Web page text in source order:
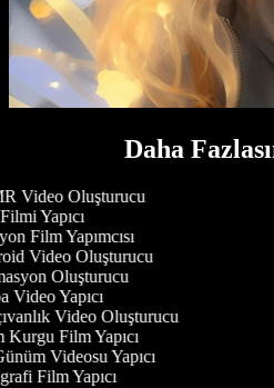
Daha
Video Oluşturucu
Yapıcı
Film Yapımcısı
Video Oluşturucu
Oluşturucu
Video Yapıcı
Video Oluşturucu
Film Yapıcı
Videosu Yapıcı
Film Yapıcı